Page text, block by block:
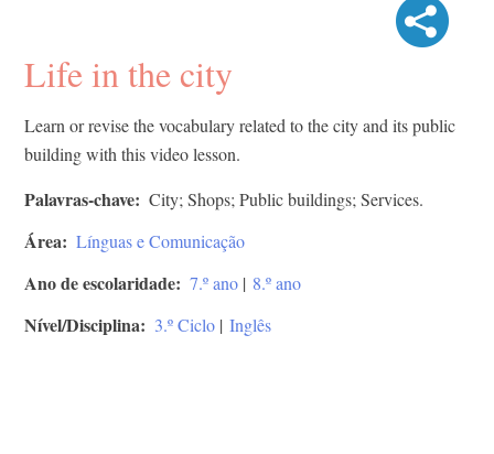
Life in the city
Learn or revise the vocabulary related to the city and its public
building with this video lesson.
Palavras-chave City; Shops; Public buildings; Services.
Área Línguas e Comunicação
Ano de escolaridade 7.º ano | 8.º ano
Nível/Disciplina 3.º Ciclo | Inglês